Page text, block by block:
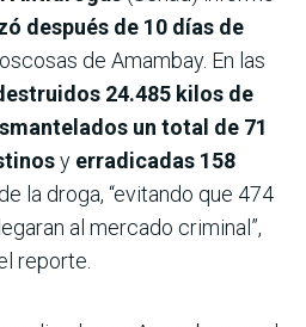
después de 10 días de
de Amambay. En las
24.485 kilos de
un total de 71
y erradicadas 158
de la droga, “evitando que 474
al mercado criminal”,
reporte.